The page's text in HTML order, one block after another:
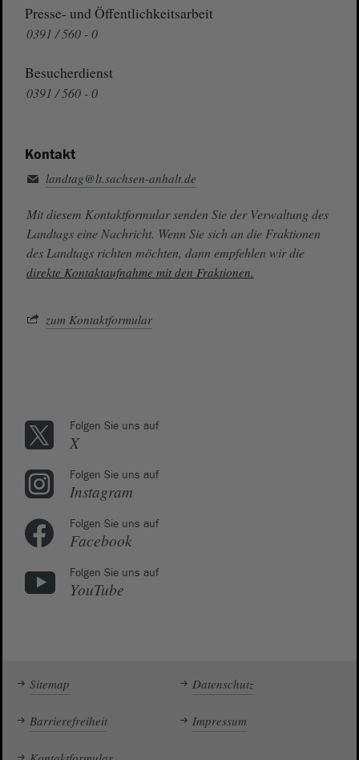
Presse- und Öffentlichkeitsarbeit
0391 / 560 - 0
Besucherdienst
0391 / 560 - 0
Kontakt
landtag@lt.sachsen-anhalt.de
Mit diesem Kontaktformular senden Sie der Verwaltung des
Landtags eine Nachricht. Wenn Sie sich an die Fraktionen
des Landtags richten möchten, dann empfehlen wir die
direkte Kontaktaufnahme mit den Fraktionen.
zum Kontaktformular
Folgen Sie uns auf
X
Folgen Sie uns auf
Instagram
Folgen Sie uns auf
Facebook
Folgen Sie uns auf
YouTube
Sitemap Datenschutz
Barrierefreiheit Impressum